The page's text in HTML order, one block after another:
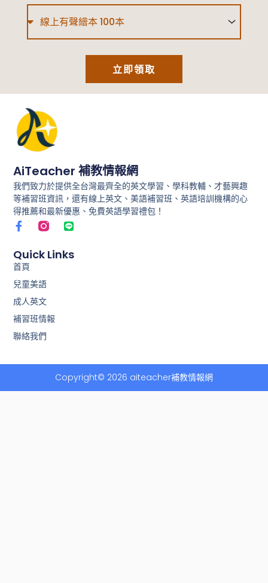
立即領取
AiTeacher 補教情報網
我們致力於提供全台灣最齊全的英文學習、學科教輔、才藝興趣
等補習班資訊，還有線上英文、美語補習班、英語培訓機構的心
得推薦和最新優惠、免費英語學習禮包！
F
a
e
b
o
o
k
-
f
L
i
e
Quick Links
首頁
兒童美語
成人英文
補習班情報
聯絡我們
Copyright© 2026 aiteacher補教情報網